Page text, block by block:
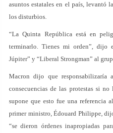
asuntos estatales en el país, levantó
los disturbios.
“La Quinta República está en
terminarlo. Tienes mi orden”, dijo
Júpiter” y “Liberal Strongman” al
Macron dijo que responsabilizaría
consecuencias de las protestas si
supone que esto fue una referencia
primer ministro, Édouard Philippe,
“se dieron órdenes inapropiadas